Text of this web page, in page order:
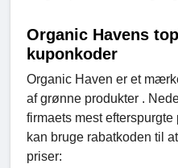
Organic Havens
kuponkoder
Organic Haven er et
af grønne produkter .
firmaets mest
kan bruge rabatkoden til
priser: